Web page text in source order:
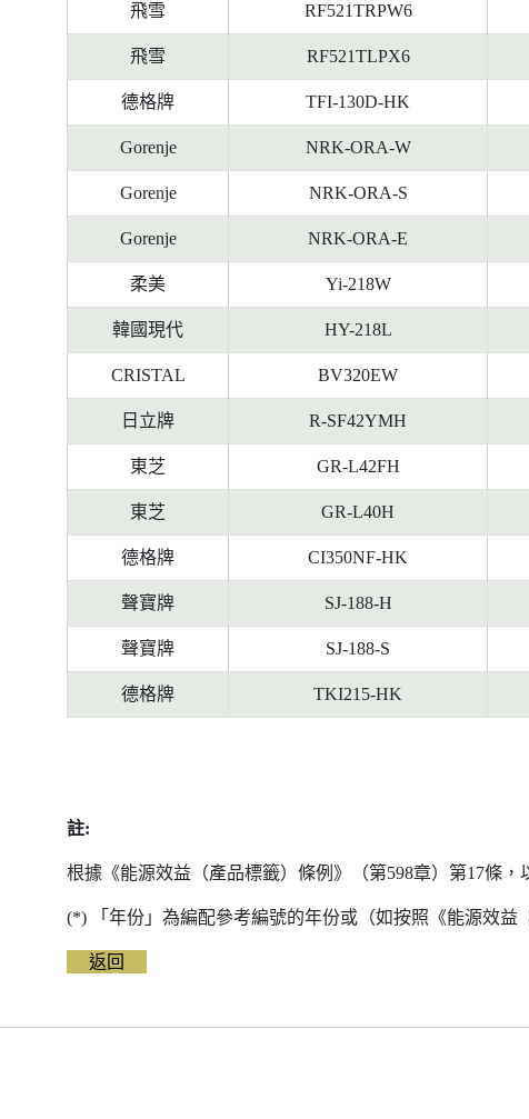
飛雪 RF521TRPW6
飛雪 RF521TLPX6
德格牌 TFI-130D-HK
Gorenje NRK-ORA-W
Gorenje NRK-ORA-S
Gorenje NRK-ORA-E
柔美 Yi-218W
韓國現代 HY-218L
CRISTAL BV320EW
日立牌 R-SF42YMH
東芝 GR-L42FH
東芝 GR-L40H
德格牌 CI350NF-HK
聲寶牌 SJ-188-H
聲寶牌 SJ-188-S
德格牌 TKI215-HK
註:
根據《能源效益（產品標籤）條例》（第598章）第17條
(*) 「年份」為編配參考編號的年份或（如按照《能源效益
返回